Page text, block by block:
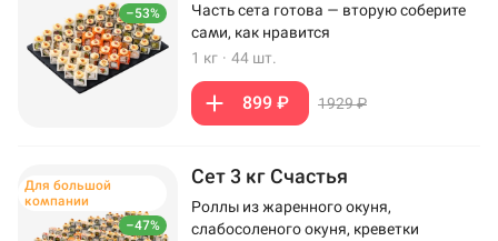
–53%
Часть сета готова — вторую соберите
сами, как нравится
1 кг · 44 шт.
899 ₽ 1929 ₽
–47%
Для большой
компании
Сет 3 кг Счастья
Роллы из жаренного окуня,
слабосоленого окуня, креветки